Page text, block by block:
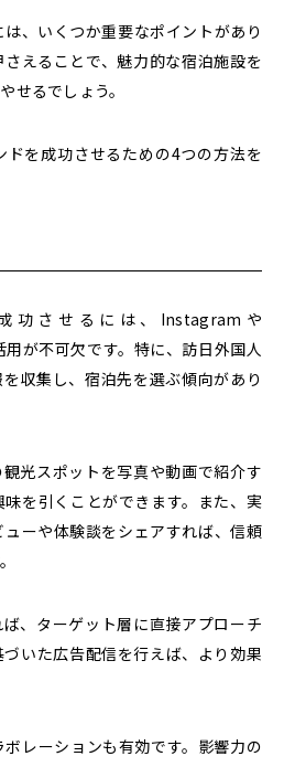
、いくつか重要なポイントがあり
えることで、魅力的な宿泊施設を
せるでしょう。
ドを成功させるための4つの方法を
功させるには、Instagramや
が不可欠です。特に、 訪日外国人
収集し、宿泊先を選ぶ傾向があり
光スポットを写真や動画で紹介す
を引くことができます。また、実
ーや体験談をシェアすれば、信頼
、ターゲット層に直接アプローチ
いた広告配信を行えば、より効果
レーションも有効です。 影響力の